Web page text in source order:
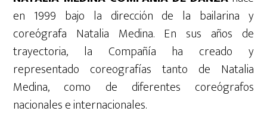
en 1999 bajo la dirección de la bailarina y
coreógrafa Natalia Medina. En sus años de
trayectoria, la Compañía ha creado y
representado coreografías tanto de Natalia
Medina, como de diferentes coreógrafos
nacionales e internacionales.